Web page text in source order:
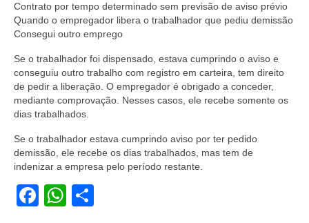
Contrato por tempo determinado sem previsão de aviso prévio
Quando o empregador libera o trabalhador que pediu demissão
Consegui outro emprego
Se o trabalhador foi dispensado, estava cumprindo o aviso e
conseguiu outro trabalho com registro em carteira, tem direito
de pedir a liberação. O empregador é obrigado a conceder,
mediante comprovação. Nesses casos, ele recebe somente os
dias trabalhados.
Se o trabalhador estava cumprindo aviso por ter pedido
demissão, ele recebe os dias trabalhados, mas tem de
indenizar a empresa pelo período restante.
Facebook
WhatsApp